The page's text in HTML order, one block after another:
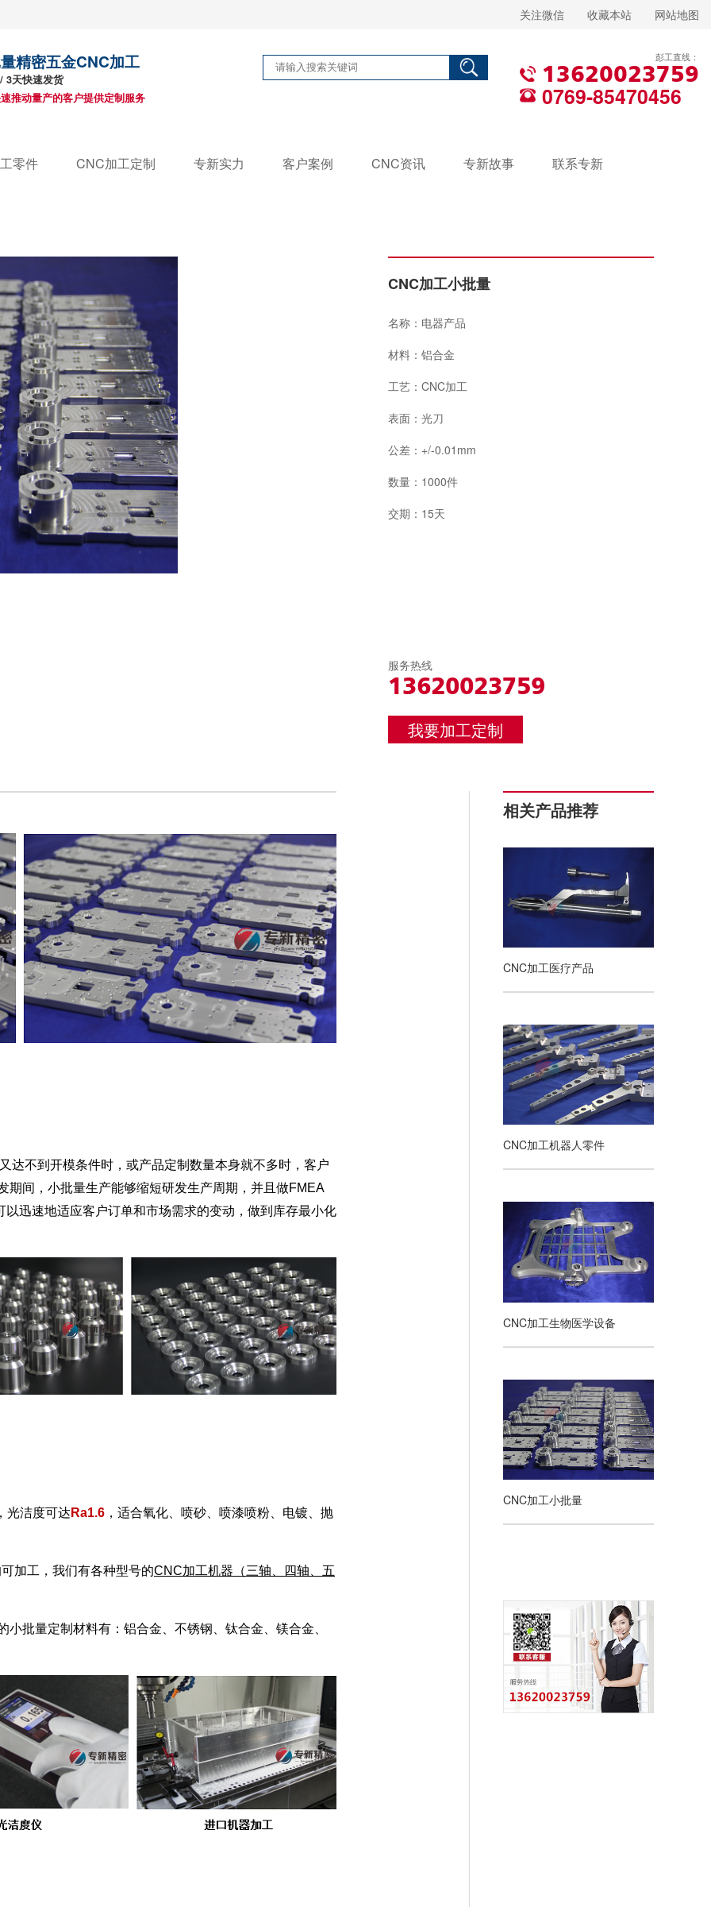
关注微信 收藏本站 网站地图
精密五金CNC加工
3天快速发货
推动量产的客户提供定制服务
彭工直线：
13620023759
0769-85470456
零件 CNC加工定制 专新实力 客户案例 CNC资讯 专新故事 联系专新
CNC加工小批量
名称：电器产品
材料：铝合金
工艺：CNC加工
表面：光刀
公差：+/-0.01mm
数量：1000件
交期：15天
服务热线
13620023759
我要加工定制
达不到开模条件时，或产品定制数量本身就不多时，客户
间，小批量生产能够缩短研发生产周期，并且做FMEA
迅速地适应客户订单和市场需求的变动，做到库存最小化
光洁度可达 Ra1.6 ，适合氧化、喷砂、喷漆喷粉、电镀、抛
加工，我们有各种型号的CNC加工机器（三轴、四轴、五
批量定制材料有：铝合金、不锈钢、钛合金、镁合金、
相关产品推荐
CNC加工医疗产品
CNC加工机器人零件
CNC加工生物医学设备
CNC加工小批量